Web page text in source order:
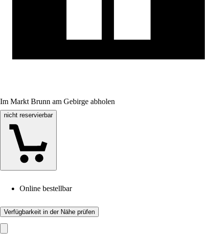
Im Markt Brunn am Gebirge abholen
nicht reservierbar
Online bestellbar
Verfügbarkeit in der Nähe prüfen